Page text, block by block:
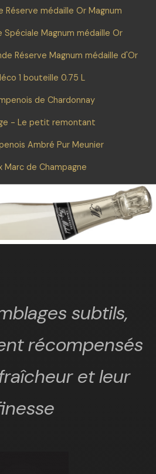
Réserve médaille Or Magnum
Spéciale Magnum médaille Or
Réserve Magnum médaille d'Or
1 bouteille 0.75 L
de Chardonnay
- Le petit remontant
Ambré Pur Meunier
Marc de Champagne
subtils,
récompensés
et leur